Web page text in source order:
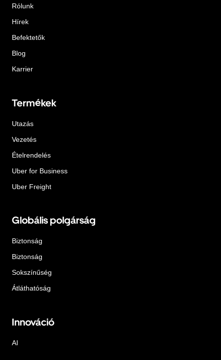
Rólunk
Hírek
Befektetők
Blog
Karrier
Termékek
Utazás
Vezetés
Ételrendelés
Uber for Business
Uber Freight
Globális polgárság
Biztonság
Biztonság
Sokszínűség
Átláthatóság
Innováció
AI